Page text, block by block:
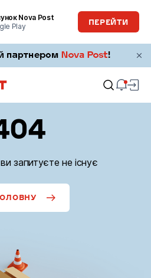
Nova Post
Play
ПЕРЕЙТИ
запитуєте не існує